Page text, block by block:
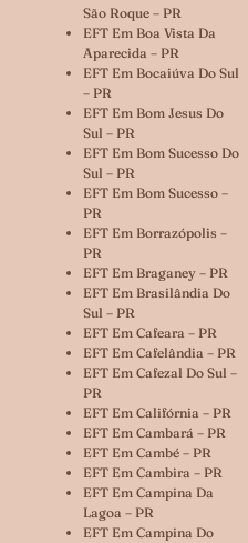
São Roque – PR
EFT Em Boa Vista Da
Aparecida – PR
EFT Em Bocaiúva Do Sul
– PR
EFT Em Bom Jesus Do
Sul – PR
EFT Em Bom Sucesso Do
Sul – PR
EFT Em Bom Sucesso –
PR
EFT Em Borrazópolis –
PR
EFT Em Braganey – PR
EFT Em Brasilândia Do
Sul – PR
EFT Em Cafeara – PR
EFT Em Cafelândia – PR
EFT Em Cafezal Do Sul –
PR
EFT Em Califórnia – PR
EFT Em Cambará – PR
EFT Em Cambé – PR
EFT Em Cambira – PR
EFT Em Campina Da
Lagoa – PR
EFT Em Campina Do